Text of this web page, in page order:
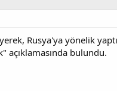
Rusya'ya yönelik
açıklamasında bulundu.